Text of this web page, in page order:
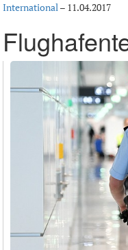
International– 11.04.2017